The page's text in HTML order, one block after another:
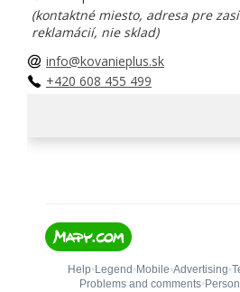
(kontaktné miesto, adresa pre
reklamácií, nie sklad)
info@kovanieplus.sk
+420 608 455 499